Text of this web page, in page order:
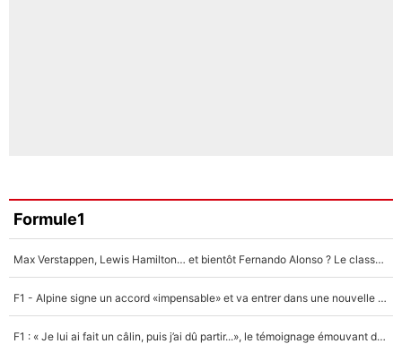
Formule1
Max Verstappen, Lewis Hamilton… et bientôt Fernando Alonso ? Le classement des pilotes les mieux payés en Formule 1 risque de changer !
F1 - Alpine signe un accord «impensable» et va entrer dans une nouvelle dimension : Grande nouvelle pour Pierre Gasly !
F1 : « Je lui ai fait un câlin, puis j’ai dû partir...», le témoignage émouvant de Max Verstappen sur sa fille